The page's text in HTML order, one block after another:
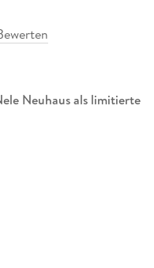
Neuhaus als limitierte